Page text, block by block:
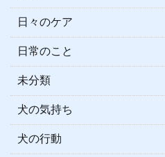
日々のケア
日常のこと
未分類
犬の気持ち
犬の行動